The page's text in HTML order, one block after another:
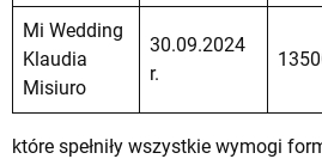
Mi Wedding
Klaudia
Misiuro
30.09.2024
r.
które spełniły wszystkie wymogi